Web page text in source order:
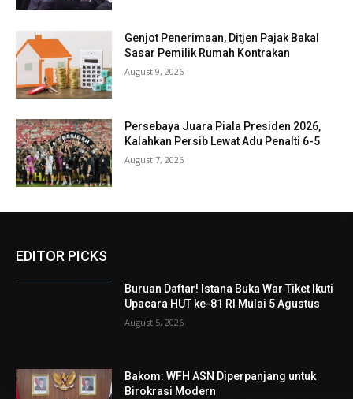
Genjot Penerimaan, Ditjen Pajak Bakal
Sasar Pemilik Rumah Kontrakan
August 9, 2026
Persebaya Juara Piala Presiden 2026,
Kalahkan Persib Lewat Adu Penalti 6-5
August 7, 2026
EDITOR PICKS
Buruan Daftar! Istana Buka War Tiket Ikuti
Upacara HUT ke-81 RI Mulai 5 Agustus
August 5, 2026
Bakom: WFH ASN Diperpanjang untuk
Birokrasi Modern